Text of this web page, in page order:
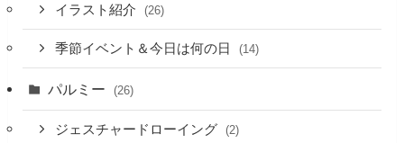
イラスト紹介 (26)
季節イベント＆今日は何の日 (14)
パルミー (26)
ジェスチャードローイング (2)